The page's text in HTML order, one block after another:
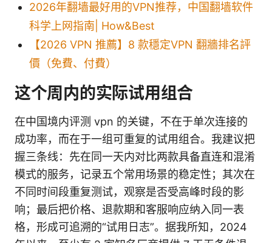
2026年翻墙最好用的VPN推荐，中国翻墙软件
科学上网指南| How&Best
【2026 VPN 推薦】8 款穩定VPN 翻牆排名評
價（免費、付費）
这个周内的实际试用组合
在中国境内评测 vpn 的关键，不在于单次连接的
成功率，而在于一组可重复的试用组合。我建议把
握三条线：先在同一天内对比两款具备直连和混淆
模式的服务，记录五个常用场景的稳定性；其次在
不同时间段重复测试，观察是否受高峰时段的影
响；最后把价格、退款期和客服响应纳入同一表
格，形成可追溯的“试用日志”。据我所知，2024